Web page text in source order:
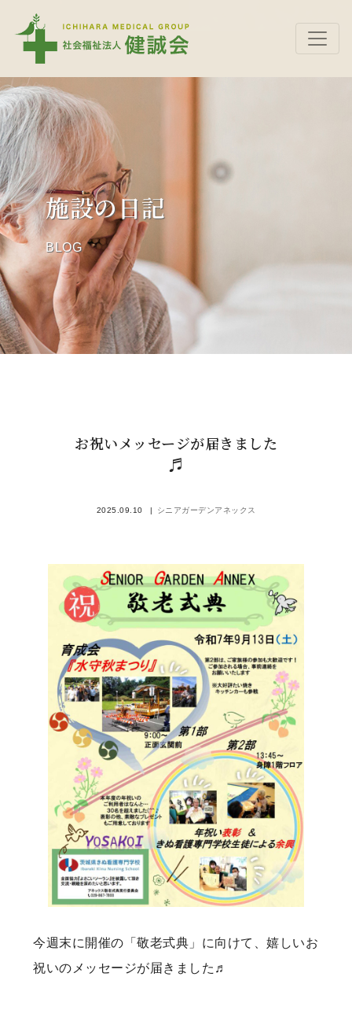
施設の日記
BLOG
お祝いメッセージが届きました
♬
2025.09.10 シニアガーデンアネックス
今週末に開催の「敬老式典」に向けて、嬉しいお
祝いのメッセージが届きました♬